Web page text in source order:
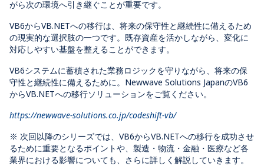
がら次の環境へ引き継ぐことが重要です。
VB6からVB.NETへの移行は、将来の保守性と継続性に備えるため
の現実的な選択肢の一つです。既存資産を活かしながら、変化に
対応しやすい基盤を整えることができます。
VB6システムに蓄積された業務ロジックを守りながら、将来の保
守性と継続性に備えるために。Newwave Solutions JapanのVB6
からVB.NETへの移行ソリューションをご覧ください。
https://newwave-solutions.co.jp/codeshift-vb/
※ 次回以降のシリーズでは、VB6からVB.NETへの移行を成功させ
るために重要となるポイントや、製造・物流・金融・医療など各
業界における影響についても、さらに詳しく解説していきます。